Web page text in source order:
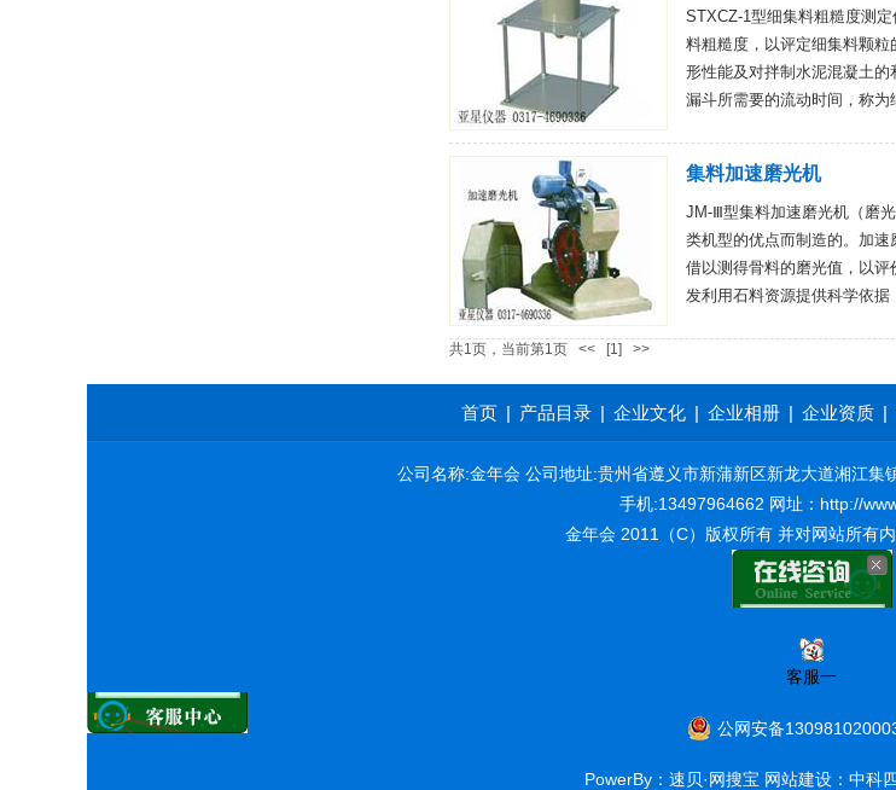
STXCZ-1型细集料粗糙度测
料粗糙度，以评定细集料颗
形性能及对拌制水泥混凝土
漏斗所需要的流动时间，称为
集料加速磨光机
JM-Ⅲ型集料加速磨光机（磨
类机型的优点而制造的。加速
借以测得骨料的磨光值，以
发利用石料资源提供科学依据
共1页，当前第1页 << [1] >>
首页 | 产品目录 | 企业文化 | 企业相册 | 企业资质 |
公司名称:金年会 公司地址:贵州省遵义市新蒲新区新龙大道湘江
手机:13497964662 网址： http://
金年会 2011（C）版权所有 并对网站所有
客服一
公网安备
PowerBy：速贝·网搜宝 网站建设：中科